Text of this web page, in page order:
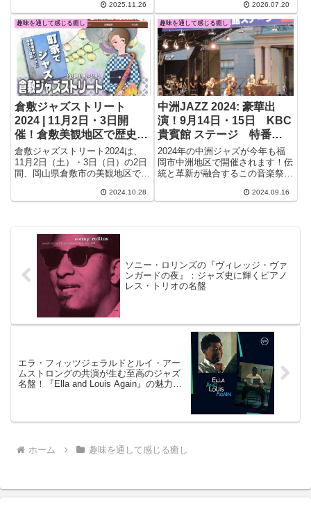
（￥700）の歴史や、橋の代わり
を果たした1977年当時のフェリ
ー、平戸城を望む貴重な写真を深
掘り。歴史と絶景が交差する平戸
の魅力を解説します。
2025.11.26
報、岡崎・名古屋周辺のホテルの
探し方、岡崎観光まで詳しく紹介
します。
2026.07.20
趣味を通して感じる癒し
倉敷ジャズストリート
2024 | 11月2日・3日開
催！倉敷美観地区で歴史と
ジャズが響き合う特別な音
楽フェスティバル
倉敷ジャズストリート2024は、
11月2日（土）・3日（日）の2日
間、岡山県倉敷市の美観地区で開
す。このイベントは、江戸時代か
音楽体験を提供します。
2024.10.28
趣味を通して感じる癒し
中洲JAZZ 2024: 豪華出
演！9月14日・15日 KBC
貴賓館 ステージ 特番放
送 KBCテレビ 10.4[fri]
よる11:15～
2024年の中洲ジャズが今年も福
岡市中洲地区で開催されます！伝
統と革新が融合するこの音楽祭
てきました。今年も国内外から多
2024.09.16
ソニー・ロリンズの『ヴィレッジ・ヴァ
ンガードの夜』：ジャズ史に輝くピアノ
レス・トリオの名盤
エラ・フィッツジェラルドとルイ・アー
ムストロングの共演が生む至高のジャズ
名盤！『Ella and Louis Again』の魅力と
ホーム 趣味を通して感じる癒し